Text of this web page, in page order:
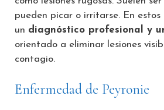
pueden picar o irritarse. En estos
un diagnóstico profesional y
orientado a eliminar lesiones
contagio.
Enfermedad de Peyronie